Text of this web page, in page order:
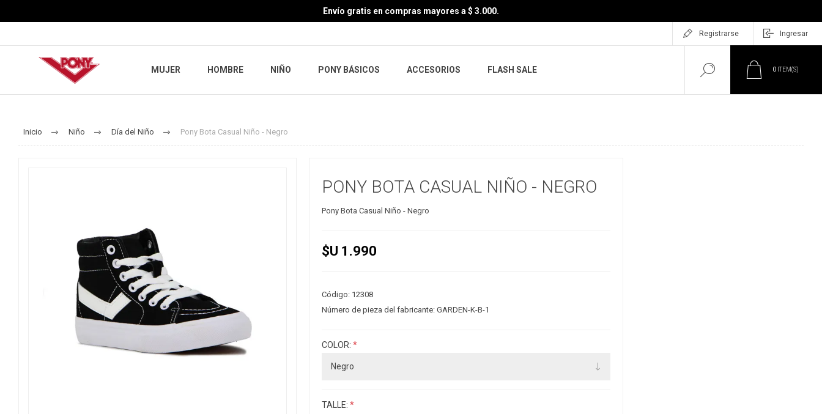
Envío gratis en compras mayores a $ 3.000.
Registrarse Ingresar
MUJER HOMBRE NIÑO PONY BÁSICOS ACCESORIOS FLASH SALE 0 ITEM(S)
Inicio Niño Día del Niño Pony Bota Casual Niño - Negro
PONY BOTA CASUAL NIÑO - NEGRO
Pony Bota Casual Niño - Negro
$U 1.990
Código: 12308
Número de pieza del fabricante: GARDEN-K-B-1
COLOR: *
TALLE: *